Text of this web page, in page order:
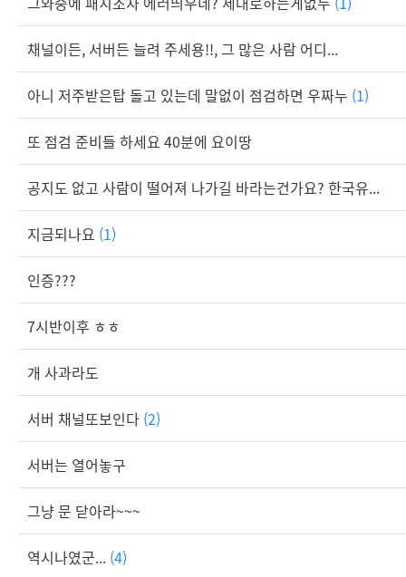
채널이든, 서버든 늘려 주세용!!, 그 많은 사람 어디...
아니 저주받은탑 돌고 있는데 말없이 점검하면 우짜누 (1)
또 점검 준비들 하세요 40분에 요이땅
공지도 없고 사람이 떨어져 나가길 바라는건가요? 한국유...
지금되나요 (1)
인증???
7시반이후 ㅎㅎ
개 사과라도
서버 채널또보인다 (2)
서버는 열어놓구
그냥 문 닫아라~~~
역시나였군... (4)